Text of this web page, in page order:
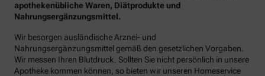
apothekenübliche Waren, Diätprodukte und
Nahrungsergänzungsmittel.
Wir besorgen ausländische Arznei- und
Nahrungsergänzungsmittel gemäß den gesetzlichen Vorgaben.
Wir messen Ihren Blutdruck. Sollten Sie nicht persönlich in unsere
Apotheke kommen können, so bieten wir unseren Homeservice